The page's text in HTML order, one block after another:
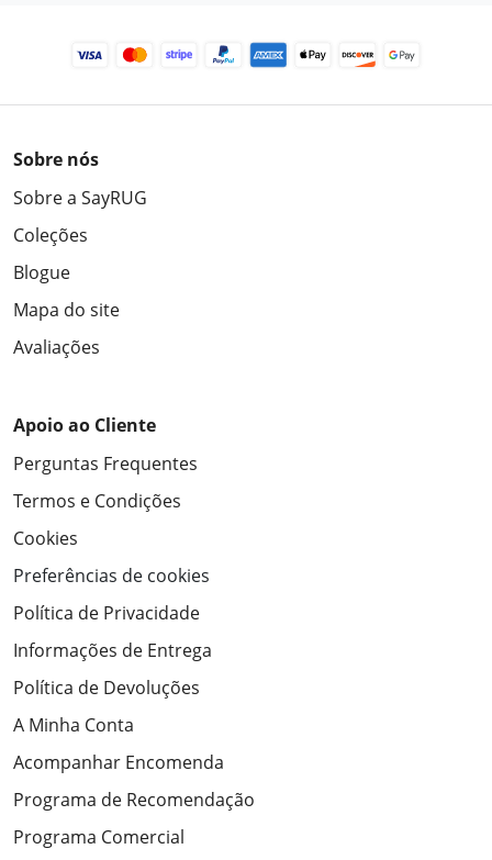
Sobre nós
Sobre a SayRUG
Coleções
Blogue
Mapa do site
Avaliações
Apoio ao Cliente
Perguntas Frequentes
Termos e Condições
Cookies
Preferências de cookies
Política de Privacidade
Informações de Entrega
Política de Devoluções
A Minha Conta
Acompanhar Encomenda
Programa de Recomendação
Programa Comercial